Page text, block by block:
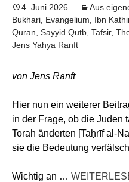
4. Juni 2026 Aus
Bukhari Evangelium Ibn
Quran Sayyid Qutb Tafsir,
Jens Yahya Ranft
von Jens Ranft
Hier nun ein weiterer
in der Frage, ob die Juden
Torah änderten [Taḥrīf al-
sie die Bedeutung
Wichtig an …